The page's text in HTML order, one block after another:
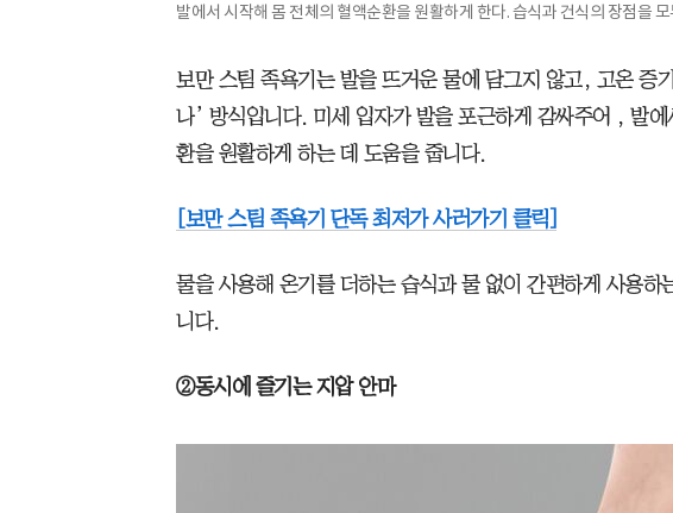
발에서 시작해 몸 전체의 혈액순환을 원활하게 한다. 습식과 건식의 장점을
보만 스팀 족욕기는 발을 뜨거운 물에 담그지 않고, 고온 증
나’ 방식입니다. 미세 입자가 발을 포근하게 감싸주어 , 발
환을 원활하게 하는 데 도움을 줍니다.
[보만 스팀 족욕기 단독 최저가 사러가기 클릭]
물을 사용해 온기를 더하는 습식과 물 없이 간편하게 사용하
니다.
②동시에 즐기는 지압 안마